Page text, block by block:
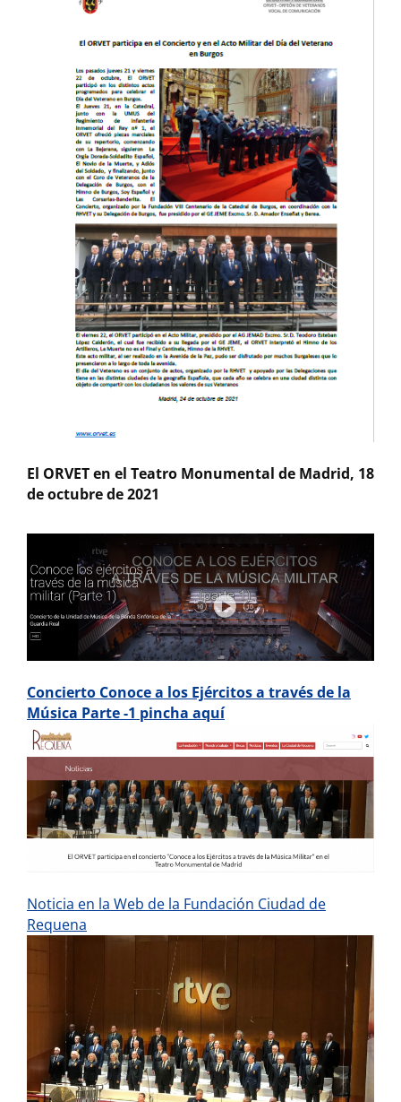
El ORVET en el Teatro Monumental de Madrid, 18
de octubre de 2021
Concierto Conoce a los Ejércitos a través de la
Música Parte -1 pincha aquí
Noticia en la Web de la Fundación Ciudad de
Requena